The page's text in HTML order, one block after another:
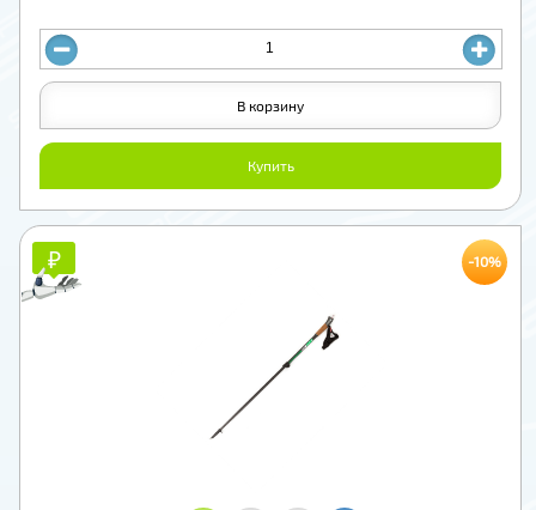
Купить
В корзину
₽
₽ -10%